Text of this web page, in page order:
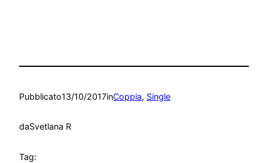
Pubblicato13/10/2017inCoppia, Single
daSvetlana R
Tag: